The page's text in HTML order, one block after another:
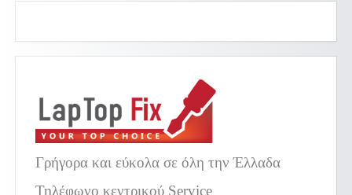
Γρήγορα και εύκολα σε όλη την Έλλαδα
Τηλέφωνο κεντρικού Service